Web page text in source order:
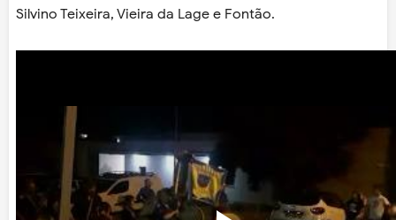
Silvino Teixeira, Vieira da Lage e Fontão.